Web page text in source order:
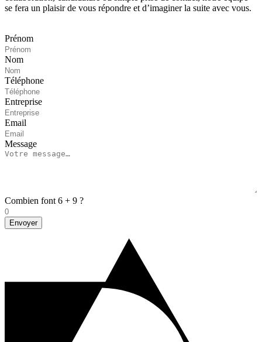
se fera un plaisir de vous répondre et d’imaginer la suite avec vous.
Prénom
Nom
Téléphone
Entreprise
Email
Message
Combien font 6 + 9 ?
Envoyer